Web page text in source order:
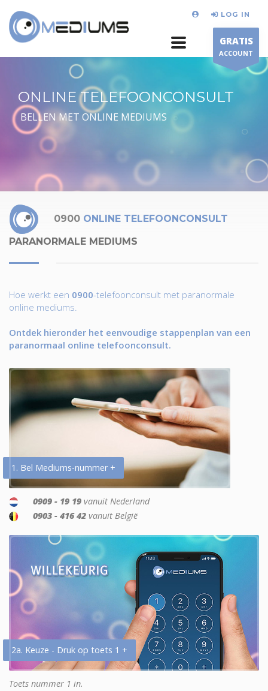
LOG IN
GRATIS
ACCOUNT
ONLINE TELEFOONCONSULT
BELLEN MET ONLINE MEDIUMS
0900 ONLINE TELEFOONCONSULT
PARANORMALE MEDIUMS
Hoe werkt een 0900-telefoonconsult met paranormale
online mediums.
Ontdek hieronder het eenvoudige stappenplan van een
paranormaal online telefoonconsult.
1. Bel Mediums-nummer +
0909 - 19 19 vanuit Nederland
0903 - 416 42 vanuit België
2a. Keuze - Druk op toets 1 +
Toets nummer 1 in.